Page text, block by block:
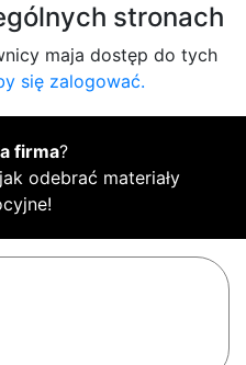
stronach
maja dostęp do tych
się zalogować.
firma?
odebrać materiały